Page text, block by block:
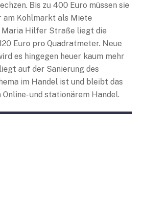
Bis zu 400 Euro müssen sie
am Kohlmarkt als Miete
Maria Hilfer Straße liegt die
Euro pro Quadratmeter. Neue
es hingegen heuer kaum mehr
auf der Sanierung des
im Handel ist und bleibt das
und stationärem Handel.